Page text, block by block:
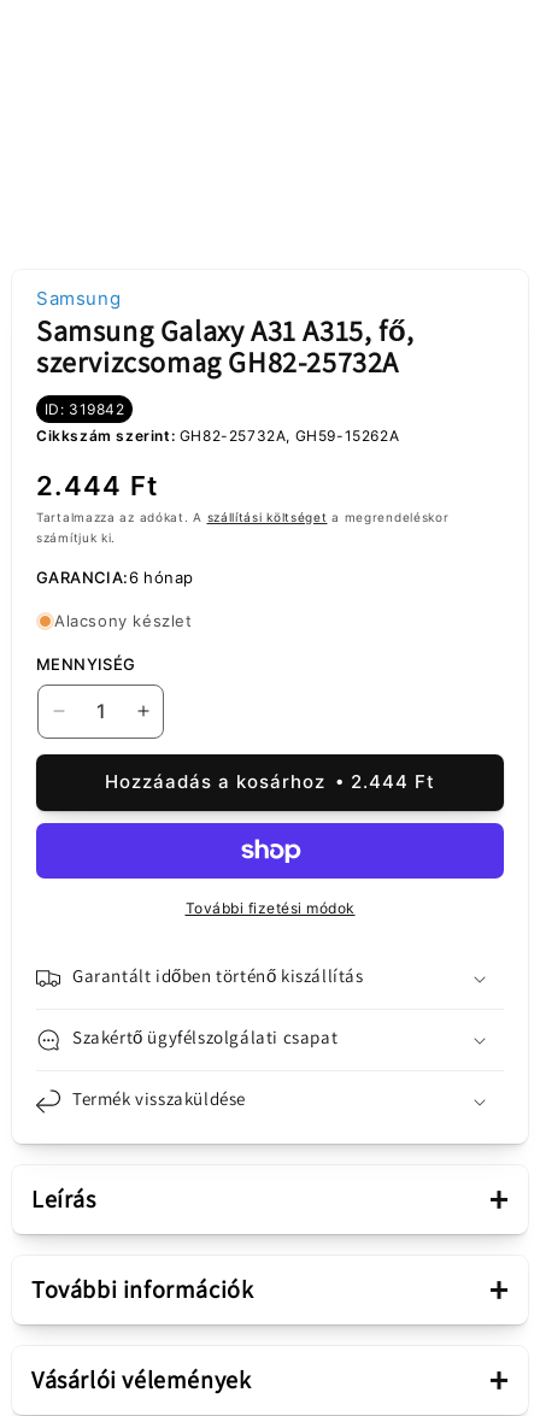
Samsung
Samsung Galaxy A31 A315, fő,
szervizcsomag GH82-25732A
ID: 319842
Cikkszám szerint: GH82-25732A, GH59-15262A
Normál
ár
2.444 Ft
Tartalmazza az adókat. A szállítási költséget a megrendeléskor
számítjuk ki.
GARANCIA:6 hónap
Alacsony készlet
MENNYISÉG
Samsung
Galaxy
fő,
GH82-
mennyiségének
Samsung
Galaxy
A31
A315,
fő,
szervizcsomag
GH82-
25732A
mennyiségének
Hozzáadás a kosárhoz 2.444 Ft
További fizetési módok
Garantált időben történő kiszállítás
Szakértő ügyfélszolgálati csapat
Termék visszaküldése
Leírás +
További információk +
Vásárlói vélemények +